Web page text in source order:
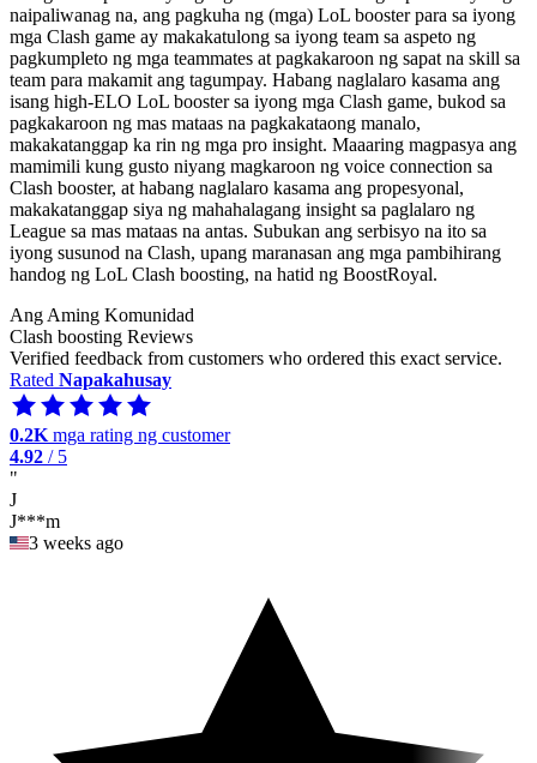
naipaliwanag na, ang pagkuha ng (mga) LoL booster para sa iyong
mga Clash game ay makakatulong sa iyong team sa aspeto ng
pagkumpleto ng mga teammates at pagkakaroon ng sapat na skill sa
team para makamit ang tagumpay. Habang naglalaro kasama ang
isang high-ELO LoL booster sa iyong mga Clash game, bukod sa
pagkakaroon ng mas mataas na pagkakataong manalo,
makakatanggap ka rin ng mga pro insight. Maaaring magpasya ang
mamimili kung gusto niyang magkaroon ng voice connection sa
Clash booster, at habang naglalaro kasama ang propesyonal,
makakatanggap siya ng mahahalagang insight sa paglalaro ng
League sa mas mataas na antas. Subukan ang serbisyo na ito sa
iyong susunod na Clash, upang maranasan ang mga pambihirang
handog ng LoL Clash boosting, na hatid ng BoostRoyal.
Ang Aming Komunidad
Clash boosting Reviews
Verified feedback from customers who ordered this exact service.
Rated Napakahusay
0.2K mga rating ng customer
4.92 / 5
"
J
J***m
3 weeks ago